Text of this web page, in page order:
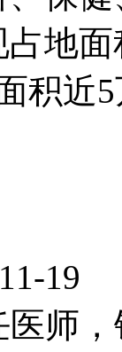
地
积近
19
师